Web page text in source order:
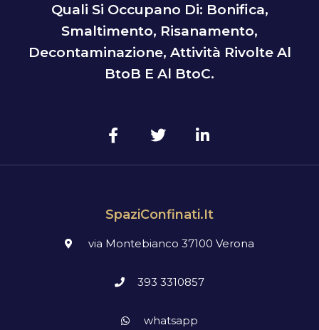
Quali Si Occupano Di: Bonifica,
Smaltimento, Risanamento,
Decontaminazione, Attività Rivolte Al
BtoB E Al BtoC.
SpaziConfinati.it
via Montebianco 37100 Verona
393 3310857
whatsapp